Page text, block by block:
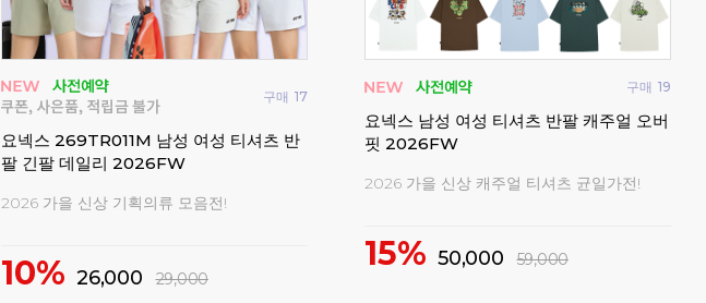
구매 17
요넥스 269TR011M 남성 여성 티셔츠 반
팔 긴팔 데일리 2026FW
2026 가을 신상 기획의류 모음전!
10% 26,000 29,000
구매 19
요넥스 남성 여성 티셔츠 반팔 캐주얼 오버
핏 2026FW
2026 가을 신상 캐주얼 티셔츠 균일가전!
15% 50,000 59,000